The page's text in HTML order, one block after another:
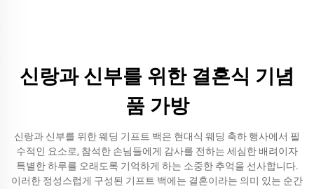
신랑과 신부를 위한 결혼식 기념
품 가방
신랑과 신부를 위한 웨딩 기프트 백은 현대식 웨딩 축하 행사에서 필
수적인 요소로, 참석한 손님들에게 감사를 전하는 세심한 배려이자
특별한 하루를 오래도록 기억하게 하는 소중한 추억을 선사합니다.
이러한 정성스럽게 구성된 기프트 백에는 결혼이라는 의미 있는 순간